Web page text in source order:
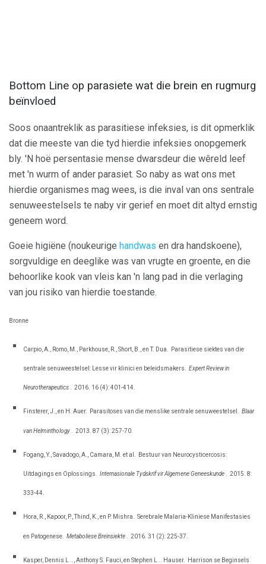
Bottom Line op parasiete wat die brein en rugmurg
beïnvloed
Soos onaantreklik as parasitiese infeksies, is dit opmerklik
dat die meeste van die tyd hierdie infeksies onopgemerk
bly. 'N hoë persentasie mense dwarsdeur die wêreld leef
met 'n wurm of ander parasiet. So naby as wat ons met
hierdie organismes mag wees, is die inval van ons sentrale
senuweestelsels te naby vir gerief en moet dit altyd ernstig
geneem word.
Goeie higiëne (noukeurige handwas en dra handskoene),
sorgvuldige en deeglike was van vrugte en groente, en die
behoorlike kook van vleis kan 'n lang pad in die verlaging
van jou risiko van hierdie toestande.
Bronne
Carpio, A., Romo, M., Parkhouse, R., Short, B., en T. Dua. Parasitiese siektes van die
sentrale senuweestelsel: Lesse vir klinici en beleidsmakers. Expert Review in
Neurotherapeutics. 2016. 16 (4): 401-414.
Finsterer, J., en H. Auer. Parasitoses van die menslike sentrale senuweestelsel. Blaar
van Helminthology 2013. 87 (3): 257-70.
Fogang, Y., Savadogo, A., Camara, M. et al. Bestuur van Neurocysticercosis:
Uitdagings en Oplossings. Internasionale Tydskrif vir Algemene Geneeskunde 2015. 8:
333-44.
Hora, R., Kapoor, P., Thind, K., en P. Mishra. Serebrale Malaria-Kliniese Manifestasies
en Patogenese. Metaboliese Breinsiekte 2016. 31 (2): 225-37.
Kasper, Dennis L .., Anthony S. Fauci, en Stephen L .. Hauser. Harrison se Beginsels